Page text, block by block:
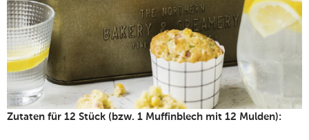
Zutaten für 12 Stück (bzw. 1 Muffinblech mit 12 Mulden):